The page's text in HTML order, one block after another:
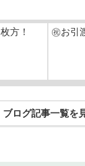
方！ ㊗お引
ブログ記事一覧を